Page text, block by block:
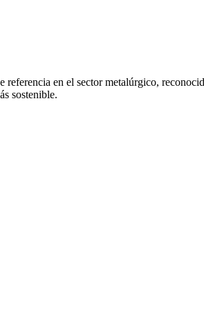
referencia en el sector metalúrgico,
sostenible.